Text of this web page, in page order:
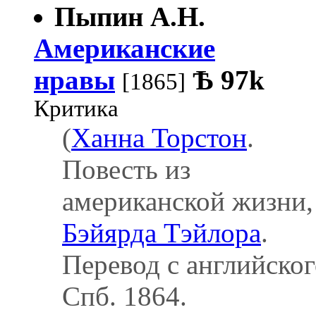
Пыпин А.Н.
Американские
нравы [1865] Ѣ 97k
Критика
(Ханна Торстон.
Повесть из
американской жизни,
Бэйярда Тэйлора.
Перевод с
Спб. 1864.